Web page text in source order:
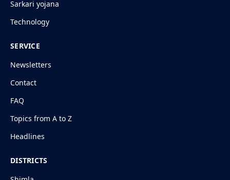
Sarkari yojana
Technology
SERVICE
Newsletters
Contact
FAQ
Topics from A to Z
Headlines
DISTRICTS